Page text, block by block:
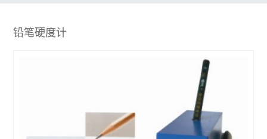
铅笔硬度计